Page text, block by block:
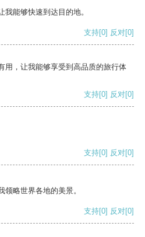
能够快速到达目的地。
支持[0] 反对[0]
用，让我能够享受到高品质的旅行体
支持[0] 反对[0]
支持[0] 反对[0]
略世界各地的美景。
支持[0] 反对[0]